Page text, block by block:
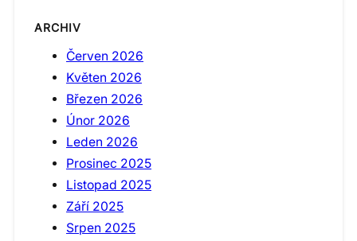
ARCHIV
Červen 2026
Květen 2026
Březen 2026
Únor 2026
Leden 2026
Prosinec 2025
Listopad 2025
Září 2025
Srpen 2025